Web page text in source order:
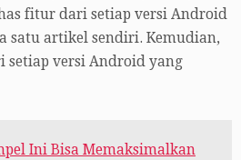
fitur dari setiap versi Android
satu artikel sendiri. Kemudian,
setiap versi Android yang
Ini Bisa Memaksimalkan